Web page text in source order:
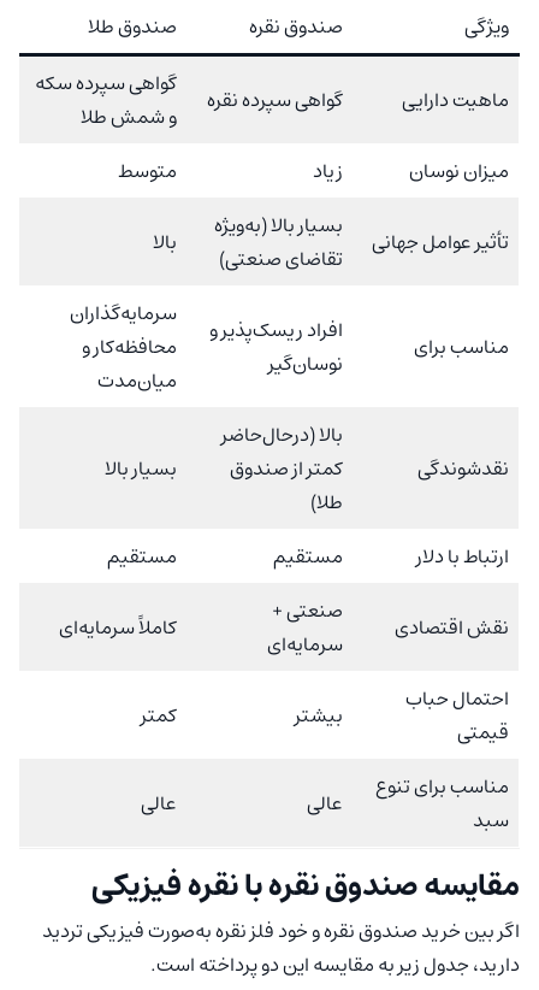
ویژگی
صندوق نقره صندوق طلا
ماهیت دارایی گواهی سپرده نقره
گواهی سپرده سکه
و شمش طلا
میزان نوسان
زیاد متوسط
تأثیر عوامل جهانی
بسیار بالا (به‌ویژه
تقاضای صنعتی)
بالا
مناسب برای
افراد ریسک‌پذیر و
نوسان‌گیر
سرمایه‌گذاران
محافظه‌کار و
میان‌مدت
نقدشوندگی
بالا (درحال‌حاضر
کمتر از صندوق
طلا)
بسیار بالا
ارتباط با دلار مستقیم مستقیم
نقش اقتصادی
صنعتی +
سرمایه‌ای
کاملاً سرمایه‌ای
احتمال حباب
قیمتی
بیشتر کمتر
مناسب برای تنوع
سبد
عالی عالی
مقایسه صندوق نقره با نقره فیزیکی
اگر بین خرید صندوق نقره و خود فلز نقره به‌صورت فیزیکی تردید
دارید، جدول زیر به مقایسه این دو پرداخته است.